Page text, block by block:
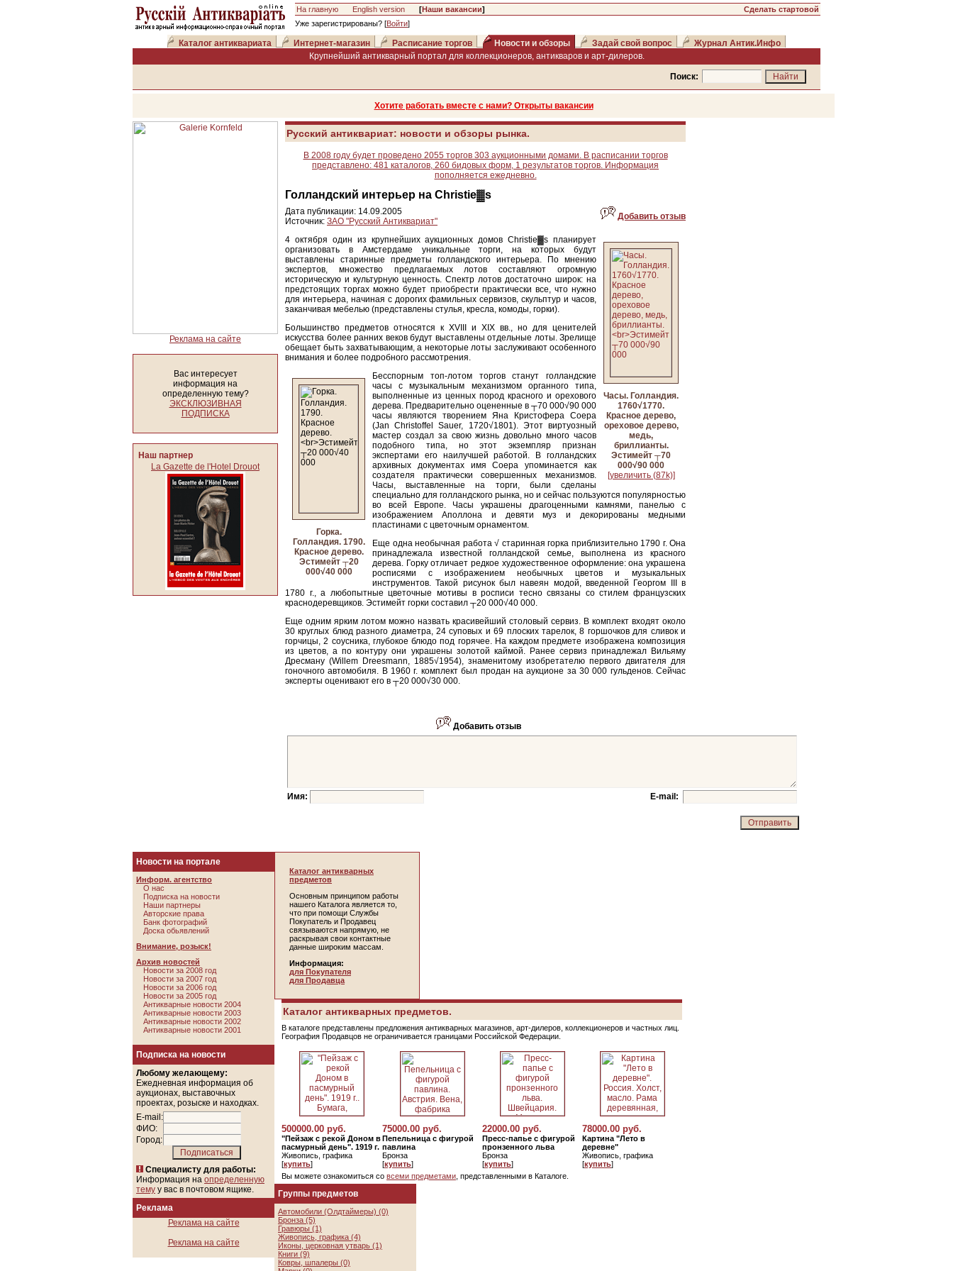
На главную English version [Наши вакансии]
Уже зарегистрированы? [Войти]
Сделать стартовой
Каталог антиквариата Интернет-магазин Расписание торгов Новости и обзоры Задай свой вопрос
Журнал Антик.Инфо
Крупнейший антикварный портал для коллекционеров, антикваров и арт-дилеров.
Поиск:
Хотите работать вместе с нами? Открыты вакансии
Реклама на сайте
Вас интересует
информация на
определенную тему?
ЭКСКЛЮЗИВНАЯ
ПОДПИСКА
Наш партнер
La Gazette de l'Hotel Drouot
Русский антиквариат: новости и обзоры рынка.
В 2008 году будет проведено 2055 торгов 303 аукционными домами. В расписании торгов
представлено: 481 каталогов, 260 бидовых форм, 1 результатов торгов. Информация
пополняется ежедневно.
Голландский интерьер на Christie▓s
Дата публикации: 14.09.2005
Источник: ЗАО "Русский Антиквариат" Добавить отзыв
Часы. Голландия.
1760√1770.
Красное дерево,
ореховое дерево,
медь,
бриллианты.
Эстимейт ┬70
000√90 000
[увеличить (87k)]
4 октября один из крупнейших аукционных домов Christie▓s планирует
организовать в Амстердаме уникальные торги, на которых будут
выставлены старинные предметы голландского интерьера. По мнению
экспертов, множество предлагаемых лотов составляют огромную
историческую и культурную ценность. Спектр лотов достаточно широк: на
предстоящих торгах можно будет приобрести практически все, что нужно
для интерьера, начиная с дорогих фамильных сервизов, скульптур и часов,
заканчивая мебелью (представлены стулья, кресла, комоды, горки).
Большинство предметов относятся к XVIII и XIX вв., но для ценителей
искусства более ранних веков будут выставлены отдельные лоты. Зрелище
обещает быть захватывающим, а некоторые лоты заслуживают особенного
внимания и более подробного рассмотрения.
Горка.
Голландия. 1790.
Красное дерево.
Эстимейт ┬20
000√40 000
Бесспорным топ-лотом торгов станут голландские
часы с музыкальным механизмом органного типа,
выполненные из ценных пород красного и орехового
дерева. Предварительно оцененные в ┬70 000√90 000
часы являются творением Яна Кристофера Соера
(Jan Christoffel Sauer, 1720√1801). Этот виртуозный
мастер создал за свою жизнь довольно много часов
подобного типа, но этот экземпляр признан
экспертами его наилучшей работой. В голландских
архивных документах имя Соера упоминается как
создателя практически совершенных механизмов.
Часы, выставленные на торги, были сделаны
специально для голландского рынка, но и сейчас пользуются популярностью
во всей Европе. Часы украшены драгоценными камнями, панелью с
изображением Аполлона и девяти муз и декорированы медными
пластинами с цветочным орнаментом.
Еще одна необычная работа √ старинная горка приблизительно 1790 г. Она
принадлежала известной голландской семье, выполнена из красного
дерева. Горку отличает редкое художественное оформление: она украшена
росписями с изображением необычных цветов и музыкальных
инструментов. Такой рисунок был навеян модой, введенной Георгом III в
1780 г., а любопытные цветочные мотивы в росписи тесно связаны со стилем французских
краснодеревщиков. Эстимейт горки составил ┬20 000√40 000.
Еще одним ярким лотом можно назвать красивейший столовый сервиз. В комплект входят около
30 круглых блюд разного диаметра, 24 суповых и 69 плоских тарелок, 8 горшочков для сливок и
горчицы, 2 соусника, глубокое блюдо под горячее. На каждом предмете изображена композиция
из цветов, а по контуру они украшены золотой каймой. Ранее сервиз принадлежал Вильяму
Дресману (Willem Dreesmann, 1885√1954), знаменитому изобретателю первого двигателя для
гоночного автомобиля. В 1960 г. комплект был продан на аукционе за 30 000 гульденов. Сейчас
эксперты оценивают его в ┬20 000√30 000.
Добавить отзыв
Имя: E-mail:
Новости на портале
Информ. агентство
О нас
Подписка на новости
Наши партнеры
Авторские права
Банк фотографий
Доска обьявлений
Внимание, розыск!
Архив новостей
Новости за 2008 год
Новости за 2007 год
Новости за 2006 год
Новости за 2005 год
Антикварные новости 2004
Антикварные новости 2003
Антикварные новости 2002
Антикварные новости 2001
Подписка на новости
Любому желающему:
Ежедневная информация об
аукционах, выставочных
проектах, розыске и находках.
E-mail:
ФИО:
Город:
Специалисту для работы:
Информация на определенную
тему у вас в почтовом ящике.
Реклама
Реклама на сайте
Реклама на сайте
Каталог антикварных
предметов
Основным принципом работы
нашего Каталога является то,
что при помощи Службы
Покупатель и Продавец
связываются напрямую, не
раскрывая свои контактные
данные широким массам.
Информация:
для Покупателя
для Продавца
Каталог антикварных предметов.
В каталоге представлены предложения антикварных магазинов, арт-дилеров, коллекционеров и частных лиц.
География Продавцов не ограничивается границами Российской Федерации.
500000.00 руб.
"Пейзаж с рекой Доном в
пасмурный день". 1919 г.
Живопись, графика
[купить]
75000.00 руб.
Пепельница с фигурой
павлина
Бронза
[купить]
22000.00 руб.
Пресс-папье с фигурой
пронзенного льва
Бронза
[купить]
78000.00 руб.
Картина "Лето в
деревне"
Живопись, графика
[купить]
Вы можете ознакомиться со всеми предметами , представленными в Каталоге.
Группы предметов
Автомобили (Олдтаймеры) (0)
Бронза (5)
Гравюры (1)
Живопись, графика (4)
Иконы, церковная утварь (1)
Книги (9)
Ковры, шпалеры (0)